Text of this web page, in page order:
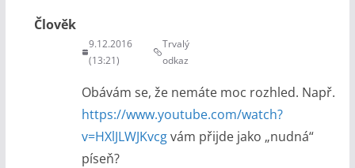
Člověk
9.12.2016
(13:21)
Trvalý
odkaz
Obávám se, že nemáte moc rozhled. Např.
https://www.youtube.com/watch?
v=HXlJLWJKvcgvám přijde jako „nudná“
píseň?